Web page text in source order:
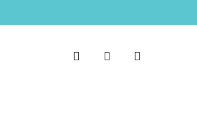
search account